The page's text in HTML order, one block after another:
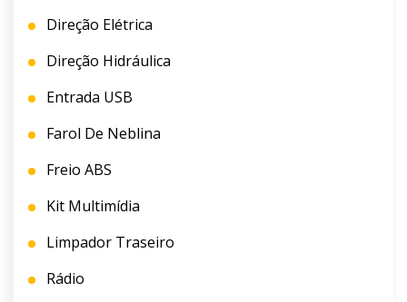
Direção Elétrica
Direção Hidráulica
Entrada USB
Farol De Neblina
Freio ABS
Kit Multimídia
Limpador Traseiro
Rádio